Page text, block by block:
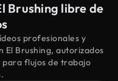
Brushing libre de
profesionales y
El Brushing, autorizados
para flujos de trabajo